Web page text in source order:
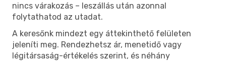
nincs várakozás – leszállás után azonnal
folytathatod az utadat.
A keresőnk mindezt egy áttekinthető felületen
jeleníti meg. Rendezhetsz ár, menetidő vagy
légitársaság-értékelés szerint, és néhány